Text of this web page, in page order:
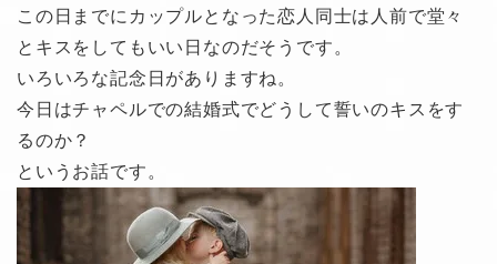
この日までにカップルとなった恋人同士は人前で堂々
とキスをしてもいい日なのだそうです。
いろいろな記念日がありますね。
今日はチャペルでの結婚式でどうして誓いのキスをす
るのか？
というお話です。